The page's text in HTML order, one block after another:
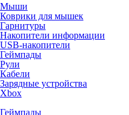
Мыши
Коврики для мышек
Гарнитуры
Накопители информации
USB-накопители
Геймпады
Рули
Кабели
Зарядные устройства
Xbox
Геймпады